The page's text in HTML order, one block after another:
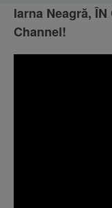
Iarna Neagră,
Channel!